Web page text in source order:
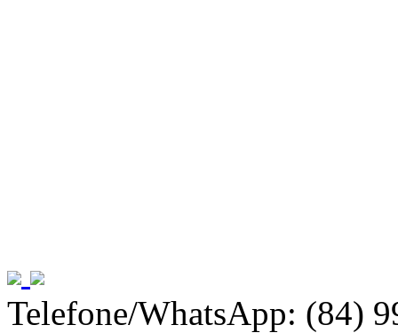
Telefone/WhatsApp: (84)